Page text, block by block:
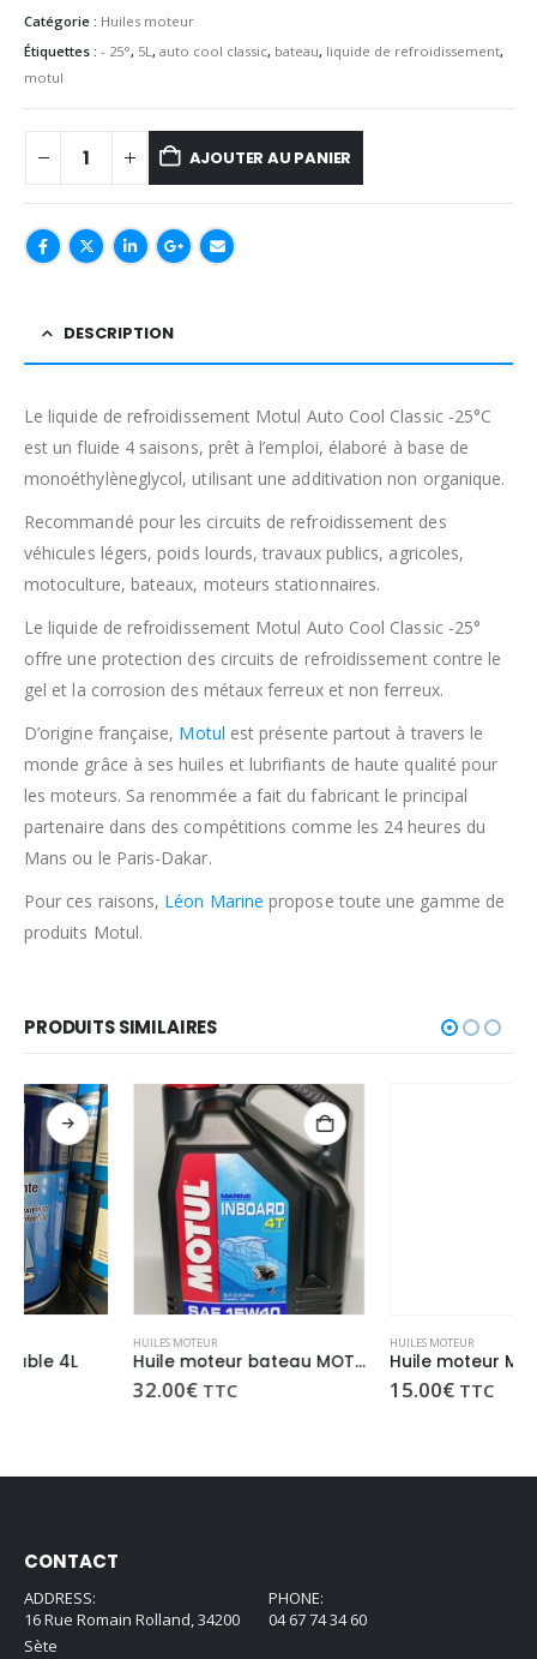
Catégorie : Huiles moteur
Étiquettes : - 25°, 5L, auto cool classic, bateau, liquide de refroidissement,
motul
AJOUTER AU PANIER
DESCRIPTION
Le liquide de refroidissement Motul Auto Cool Classic -25°C
est un fluide 4 saisons, prêt à l’emploi, élaboré à base de
monoéthylèneglycol, utilisant une additivation non organique.
Recommandé pour les circuits de refroidissement des
véhicules légers, poids lourds, travaux publics, agricoles,
motoculture, bateaux, moteurs stationnaires.
Le liquide de refroidissement Motul Auto Cool Classic -25°
offre une protection des circuits de refroidissement contre le
gel et la corrosion des métaux ferreux et non ferreux.
D’origine française, Motul est présente partout à travers le
monde grâce à ses huiles et lubrifiants de haute qualité pour
les moteurs. Sa renommée a fait du fabricant le principal
partenaire dans des compétitions comme les 24 heures du
Mans ou le Paris-Dakar.
Pour ces raisons, Léon Marine propose toute une gamme de
produits Motul.
PRODUITS SIMILAIRES
Huile moteur bateau MOTUL 5L – INBOARD – 4 TEMPS – 15W40 Huile moteur MOTUL 2L – INBOARD – 4 TEMPS – 15W40
CONTACT
ADDRESS:
16 Rue Romain Rolland, 34200
Sète
PHONE:
04 67 74 34 60